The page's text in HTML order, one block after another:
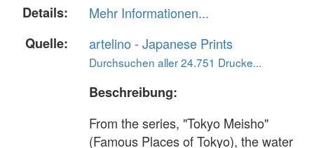
Details:
Mehr Informationen...
Quelle:
artelino - Japanese Prints
Durchsuchen aller 24.751 Drucke...
Beschreibung:
From the series, "Tokyo Meisho"
(Famous Places of Tokyo), the water